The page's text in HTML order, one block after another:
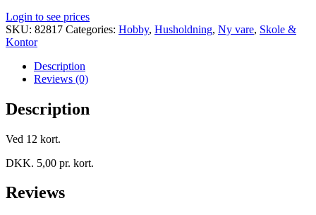
Login to see prices
SKU: 82817 Categories: Hobby, Husholdning, Ny vare, Skole &
Kontor
Description
Reviews (0)
Description
Ved 12 kort.
DKK. 5,00 pr. kort.
Reviews